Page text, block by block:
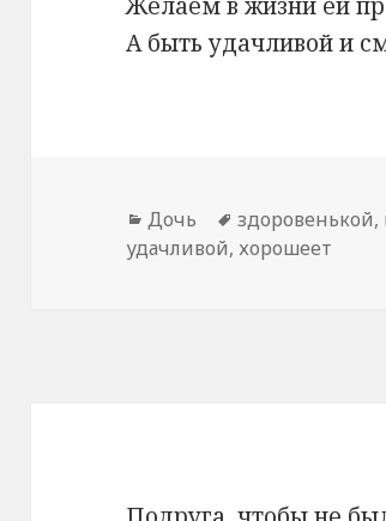
А быть удачливой и
Рубрики
Дочь Метки
здоровенькой,
удачливой, хорошеет